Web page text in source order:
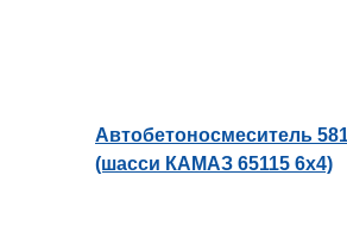
Автобетоносмеситель
(шасси КАМАЗ 65115 6x4)